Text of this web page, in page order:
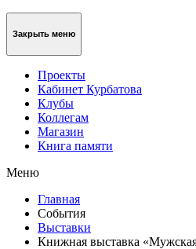
Закрыть меню
Проекты
Кабинет Курбатова
Клубы
Коллегам
Магазин
Книга памяти
Меню
Главная
События
Выставки
Книжная выставка